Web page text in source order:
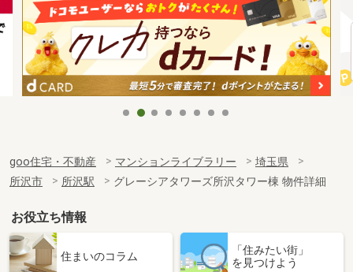
goo住宅・不動産 マンションライブラリー
埼玉県
所沢市
所沢駅 グレーシアタワーズ所沢タワー棟 物件詳細
お役立ち情報
住まいのコラム
「住みたい街」
を見つけよう